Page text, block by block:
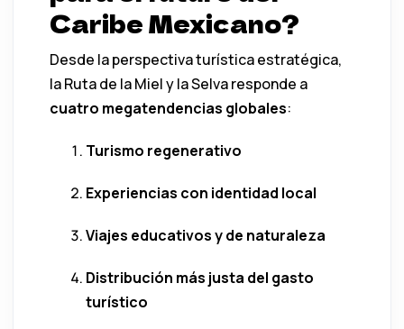
Caribe Mexicano?
Desde la perspectiva turística estratégica,
la Ruta de la Miel y la Selva responde a
cuatro megatendencias globales:
Turismo regenerativo
Experiencias con identidad local
Viajes educativos y de naturaleza
Distribución más justa del gasto
turístico